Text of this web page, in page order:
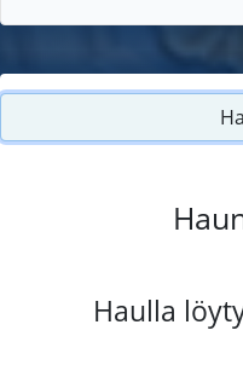
Haulla